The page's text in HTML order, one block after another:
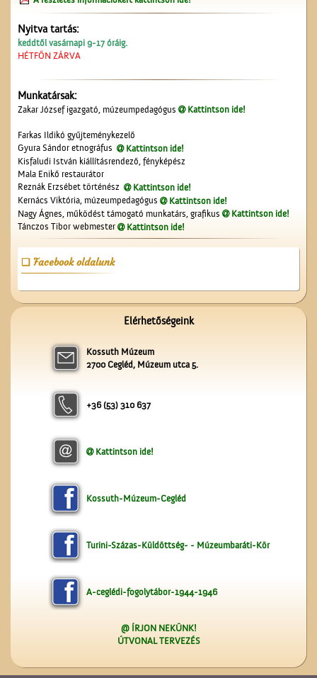
Nyitva tartás:
keddtől vasárnapi 9-17 óráig.
HÉTFŐN ZÁRVA
Munkatársak:
Zakar József igazgató, múzeumpedagógus Kattintson ide!
Farkas Ildikó gyűjteménykezelő
Gyura Sándor etnográfus
Kattintson ide!
Kisfaludi István kiállításrendező, fényképész
Mala Enikő restaurátor
Reznák Erzsébet történész
Kattintson ide!
Kernács Viktória, múzeumpedagógus
Kattintson ide!
Nagy Ágnes, működést támogató munkatárs, grafikus
Kattintson ide!
Tánczos Tibor webmester
Kattintson ide!
Facebook oldalunk
Elérhetőségeink
Kossuth Múzeum
2700 Cegléd, Múzeum utca 5.
+36 (53) 310 637
Kattintson ide!
Kossuth-Múzeum-Cegléd
Turini-Százas-Küldöttség- - Múzeumbaráti-Kör
A-ceglédi-fogolytábor-1944-1946
@ ÍRJON NEKÜNK!
ÚTVONAL TERVEZÉS